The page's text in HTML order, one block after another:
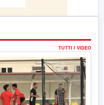
TUTTI I VIDEO